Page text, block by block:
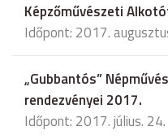
Képzőművészeti
Időpont: 2017.
„Gubbantós”
rendezvényei 2017.
Időpont: 2017. július. 24.